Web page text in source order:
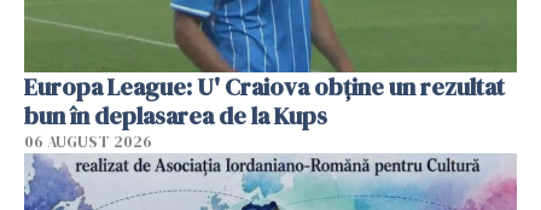
Europa League: U' Craiova obține un rezultat
bun în deplasarea de la Kups
06 AUGUST 2026